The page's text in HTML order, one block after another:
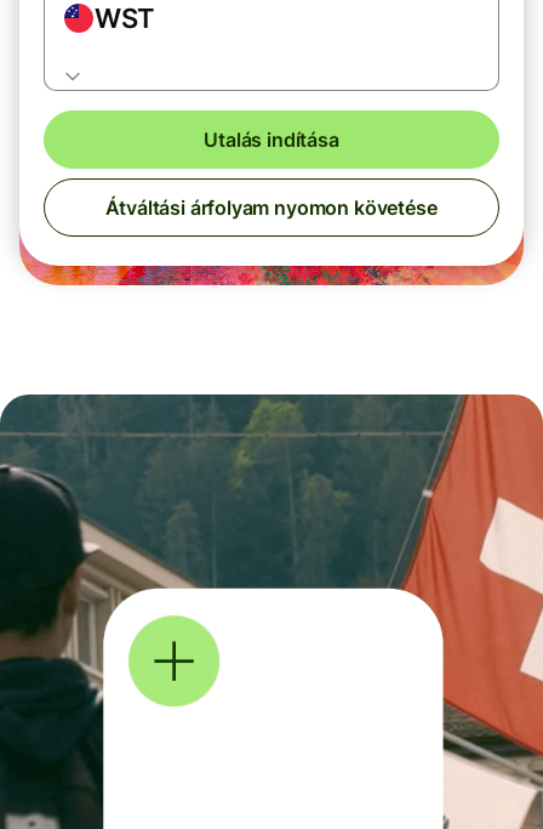
WST
Utalás indítása
Átváltási árfolyam nyomon követése